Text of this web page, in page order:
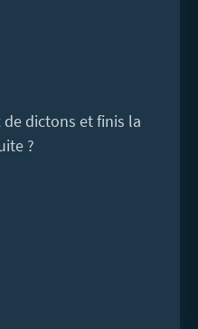
de dictons et finis la
?